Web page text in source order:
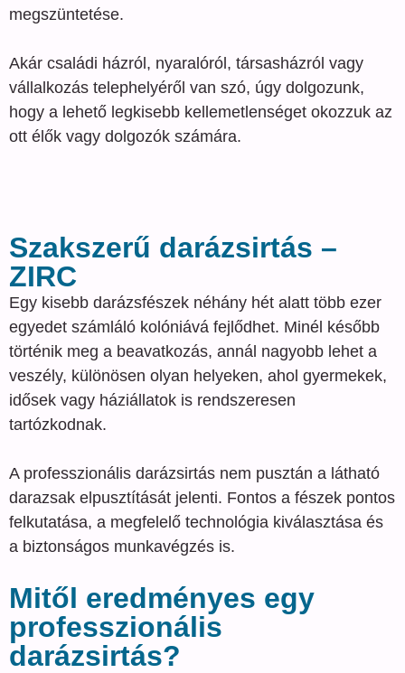
megszüntetése.
Akár családi házról, nyaralóról, társasházról vagy
vállalkozás telephelyéről van szó, úgy dolgozunk,
hogy a lehető legkisebb kellemetlenséget okozzuk az
ott élők vagy dolgozók számára.
Szakszerű darázsirtás –
ZIRC
Egy kisebb darázsfészek néhány hét alatt több ezer
egyedet számláló kolóniává fejlődhet. Minél később
történik meg a beavatkozás, annál nagyobb lehet a
veszély, különösen olyan helyeken, ahol gyermekek,
idősek vagy háziállatok is rendszeresen
tartózkodnak.
A professzionális darázsirtás nem pusztán a látható
darazsak elpusztítását jelenti. Fontos a fészek pontos
felkutatása, a megfelelő technológia kiválasztása és
a biztonságos munkavégzés is.
Mitől eredményes egy
professzionális
darázsirtás?